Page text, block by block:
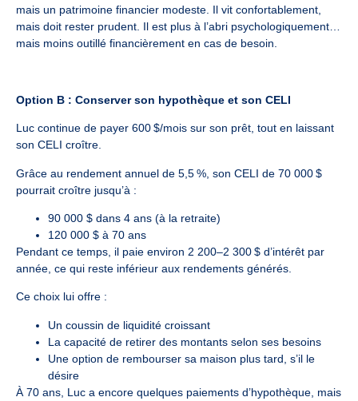
mais un patrimoine financier modeste. Il vit confortablement,
mais doit rester prudent. Il est plus à l’abri psychologiquement…
mais moins outillé financièrement en cas de besoin.
Option B : Conserver son hypothèque et son CELI
Luc continue de payer 600 $/mois sur son prêt, tout en laissant
son CELI croître.
Grâce au rendement annuel de 5,5 %, son CELI de 70 000 $
pourrait croître jusqu’à :
90 000 $ dans 4 ans (à la retraite)
120 000 $ à 70 ans
Pendant ce temps, il paie environ 2 200–2 300 $ d’intérêt par
année, ce qui reste inférieur aux rendements générés.
Ce choix lui offre :
Un coussin de liquidité croissant
La capacité de retirer des montants selon ses besoins
Une option de rembourser sa maison plus tard, s’il le
désire
À 70 ans, Luc a encore quelques paiements d’hypothèque, mais